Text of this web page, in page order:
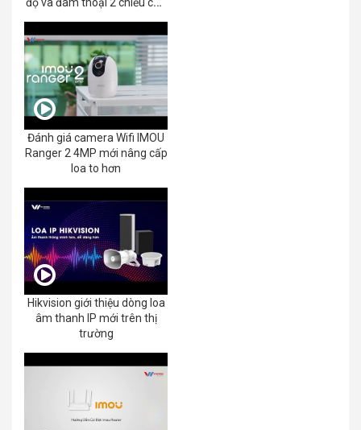
Đánh giá camera Wifi IMOU
Ranger 2 4MP mới nâng cấp
loa to hơn
Hikvision giới thiệu dòng loa
âm thanh IP mới trên thị
trường